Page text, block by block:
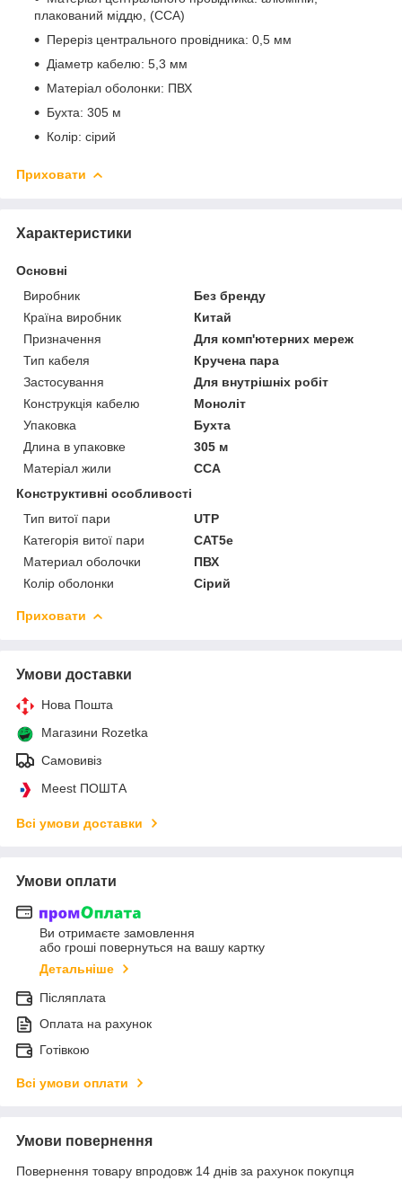
плакований міддю, (CCA)
Переріз центрального провідника: 0,5 мм
Діаметр кабелю: 5,3 мм
Матеріал оболонки: ПВХ
Бухта: 305 м
Колір: сірий
Приховати
Характеристики
Основні
Виробник
Без бренду
Країна виробник
Китай
Призначення
Для комп'ютерних мереж
Тип кабеля
Кручена пара
Застосування
Для внутрішніх робіт
Конструкція кабелю
Моноліт
Упаковка
Бухта
Длина в упаковке
305 м
Матеріал жили
CCA
Конструктивні особливості
Тип витої пари
UTP
Категорія витої пари
САТ5е
Материал оболочки
ПВХ
Колір оболонки
Сірий
Приховати
Умови доставки
Нова Пошта
Магазини Rozetka
Самовивіз
Meest ПОШТА
Всі умови доставки
Умови оплати
Ви отримаєте замовлення
або гроші повернуться на вашу картку
Детальніше
Післяплата
Оплата на рахунок
Готівкою
Всі умови оплати
Умови повернення
Повернення товару впродовж 14 днів за рахунок покупця